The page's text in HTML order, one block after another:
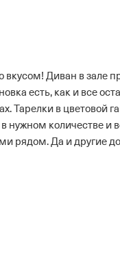
вкусом! Диван в зале
есть, как и все
Тарелки в цветовой
количестве и
рядом. Да и другие